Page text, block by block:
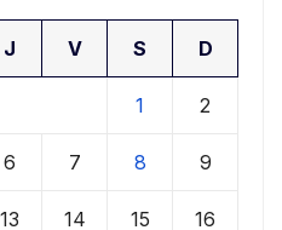
J V S D
1 2
6 7 8 9
13 14 15 16